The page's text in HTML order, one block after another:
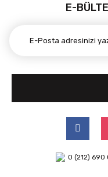
E-
0 (212) 690